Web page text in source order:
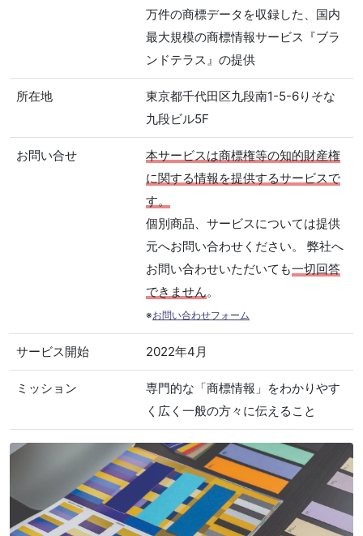
万件の商標データを収録した、国内
最大規模の商標情報サービス『ブラ
ンドテラス』の提供
所在地
東京都千代田区九段南1-5-6りそな
九段ビル5F
お問い合せ
本サービスは商標権等の知的財産権
に関する情報を提供するサービスで
す。
個別商品、サービスについては提供
元へお問い合わせください。 弊社へ
お問い合わせいただいても一切回答
できません。
※お問い合わせフォーム
サービス開始 2022年4月
ミッション
専門的な「商標情報」をわかりやす
く広く一般の方々に伝えること